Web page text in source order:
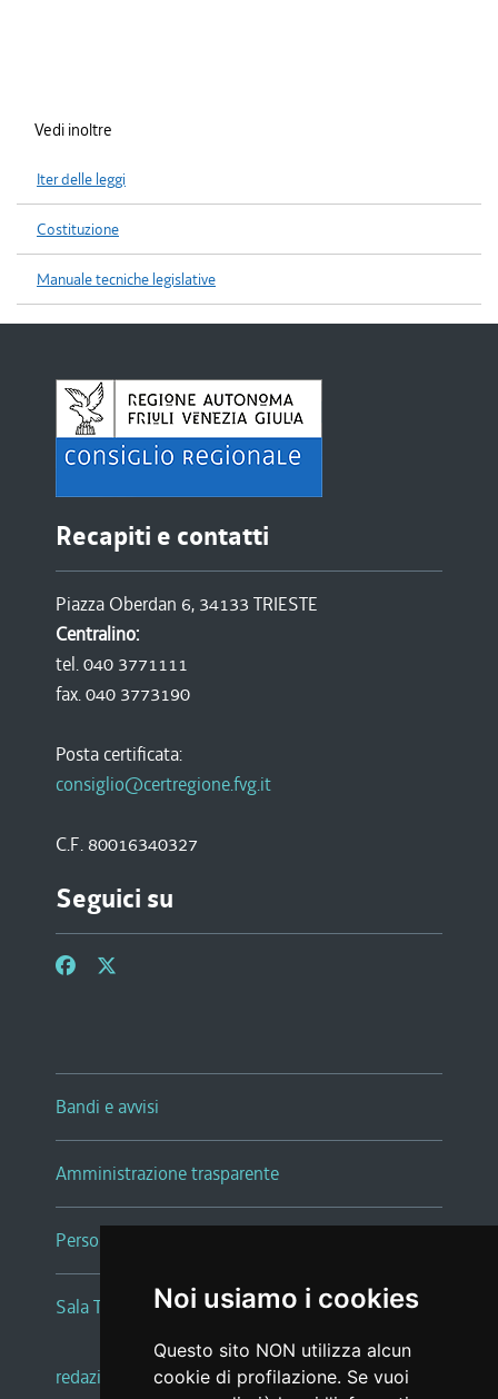
Noi usiamo i cookies
Questo sito NON utilizza alcun
cookie di profilazione. Se vuoi
Vedi inoltre
Iter delle leggi
Costituzione
Manuale tecniche legislative
Recapiti e contatti
Piazza Oberdan 6, 34133 TRIESTE
Centralino:
tel. 040 3771111
fax. 040 3773190
Posta certificata:
consiglio@certregione.fvg.it
C.F. 80016340327
Seguici su
Bandi e avvisi
Amministrazione trasparente
Persone e Uffici
Sala Tiziano Tessitori
redazione web |note legali |glossario